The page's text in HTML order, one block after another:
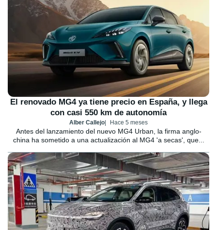
El renovado MG4 ya tiene precio en España, y llega
con casi 550 km de autonomía
Alber Callejo Hace 5 meses
Antes del lanzamiento del nuevo MG4 Urban, la firma anglo-
china ha sometido a una actualización al MG4 'a secas', que...